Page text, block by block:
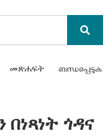
መጽሐፍት ബന്ധപ്പെടുക
ጎዳና